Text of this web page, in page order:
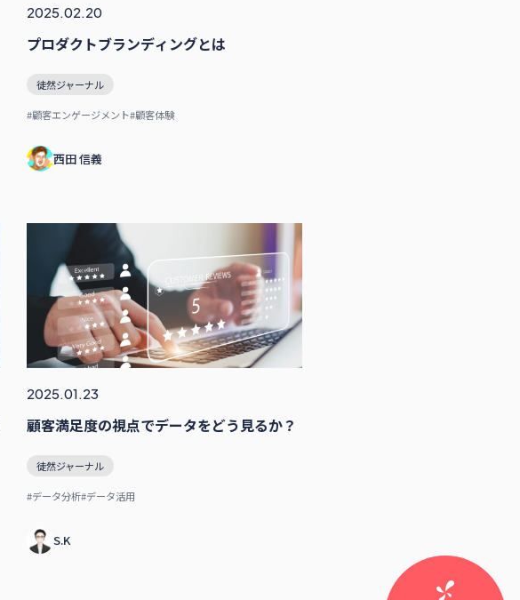
2025.02.20
プロダクトブランディングとは
徒然ジャーナル
#顧客エンゲージメント#顧客体験
西田 信義
2025.01.23
顧客満足度の視点でデータをどう見るか？
徒然ジャーナル
#データ分析#データ活用
S.K